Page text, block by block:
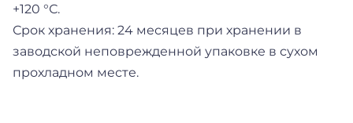
+120 °С.
Срок хранения: 24 месяцев при хранении в
заводской неповрежденной упаковке в сухом
прохладном месте.